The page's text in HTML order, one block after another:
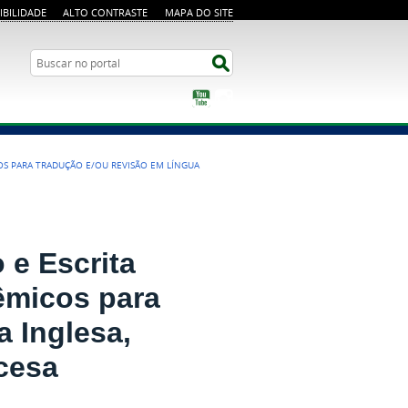
ALTO CONTRASTE MAPA DO SITE
Busca
PARA TRADUÇÃO E/OU REVISÃO EM LÍNGUA
e Escrita
para
Inglesa,